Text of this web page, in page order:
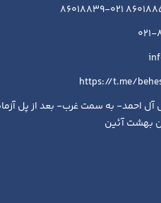
آل احمد- به سمت غرب- بعد از پل